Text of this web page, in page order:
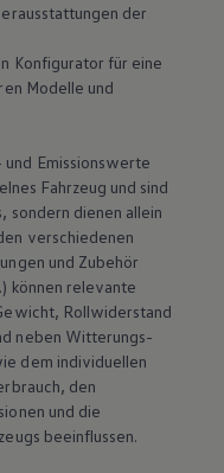
der
Konfigurator für eine
Modelle und
Emissionswerte
Fahrzeug und sind
sondern dienen allein
verschiedenen
und Zubehör
können relevante
Rollwiderstand
neben Witterungs-
dem individuellen
den
und die
beeinflussen.